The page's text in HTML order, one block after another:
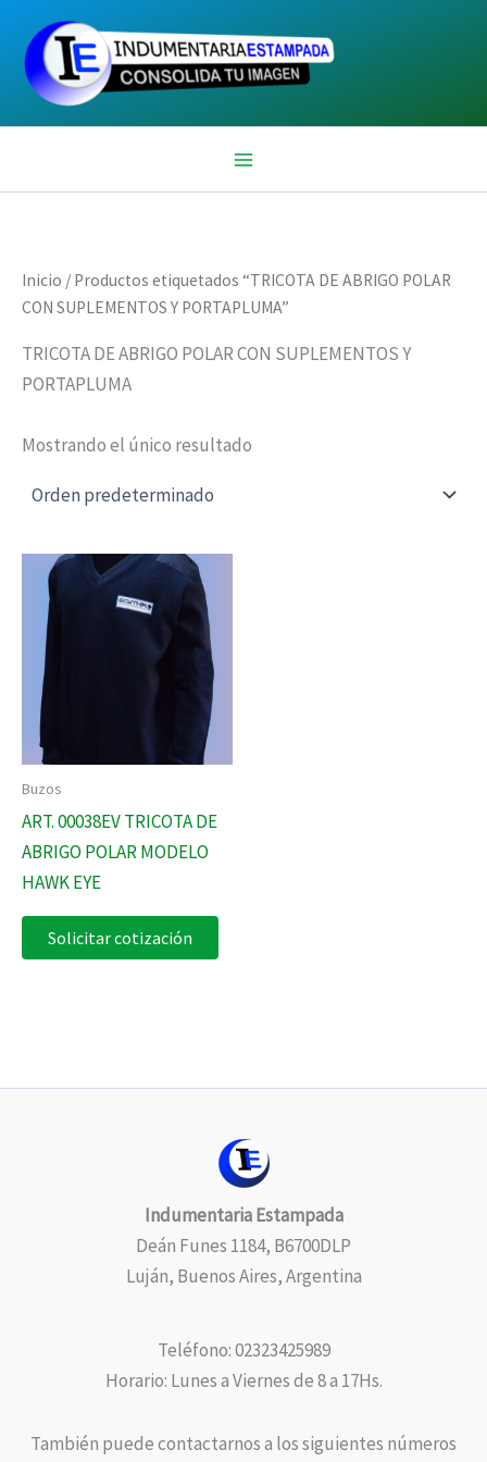
contenido
Inicio / Productos etiquetados “TRICOTA DE ABRIGO POLAR
CON SUPLEMENTOS Y PORTAPLUMA”
TRICOTA DE ABRIGO POLAR CON SUPLEMENTOS Y
PORTAPLUMA
Mostrando el único resultado
Buzos
ART. 00038EV TRICOTA DE
ABRIGO POLAR MODELO
HAWK EYE
Solicitar cotización
Indumentaria Estampada
Deán Funes 1184, B6700DLP
Luján, Buenos Aires, Argentina
Teléfono: 02323425989
Horario: Lunes a Viernes de 8 a 17Hs.
También puede contactarnos a los siguientes números